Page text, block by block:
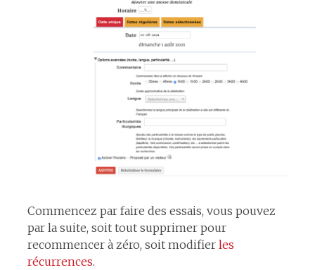
Commencez par faire des essais, vous pouvez
par la suite, soit tout supprimer pour
recommencer à zéro, soit modifier les
récurrences.